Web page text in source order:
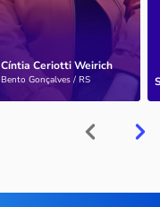
Cíntia Ceriotti Weirich
Bento Gonçalves / RS